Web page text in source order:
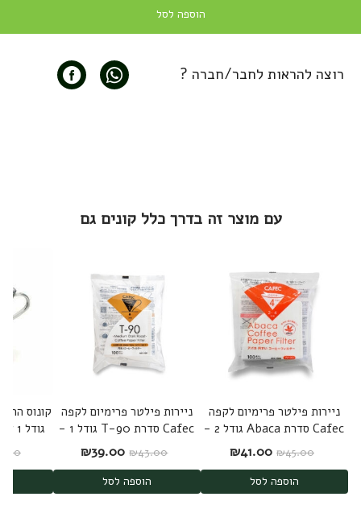
הוספה לסל
רוצה להראות לחבר/חברה ?
עם מוצר זה בדרך כלל קונים גם
ניירות פילטר פרימיום לקפה
Cafec סדרת Abaca גודל 2 -
תוצרת יפן
₪45.00 המחיר המקורי היה: ₪45.00.
₪41.00 המחיר הנוכחי הוא: ₪41.00.
הוספה לסל
ניירות פילטר פרימיום לקפה
Cafec סדרת T-90 גודל 1 -
תוצרת יפן
₪43.00 המחיר המקורי היה: ₪43.00.
₪39.00 המחיר הנוכחי הוא:
הוספה לסל
גודל 1 Hario V60 dripper